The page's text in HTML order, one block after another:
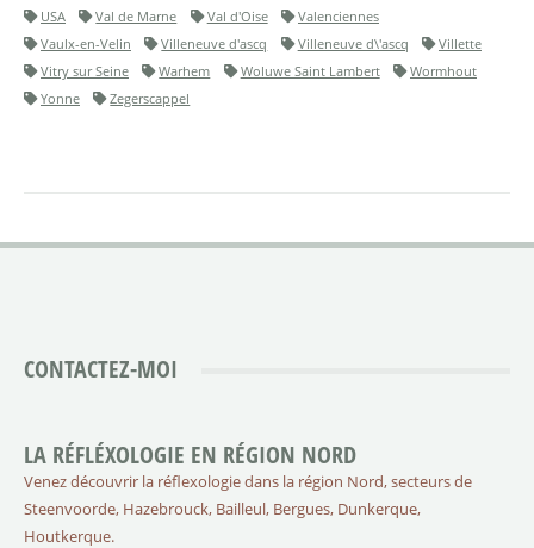
USA
Val de Marne Val d'Oise
Valenciennes
Vaulx-en-Velin
Villeneuve d'ascq Villeneuve d\'ascq
Villette
Vitry sur Seine
Warhem Woluwe Saint Lambert
Wormhout
Yonne
Zegerscappel
CONTACTEZ-MOI
LA RÉFLÉXOLOGIE EN RÉGION NORD
Venez découvrir la réflexologie dans la région Nord, secteurs de
Steenvoorde, Hazebrouck, Bailleul, Bergues, Dunkerque,
Houtkerque.